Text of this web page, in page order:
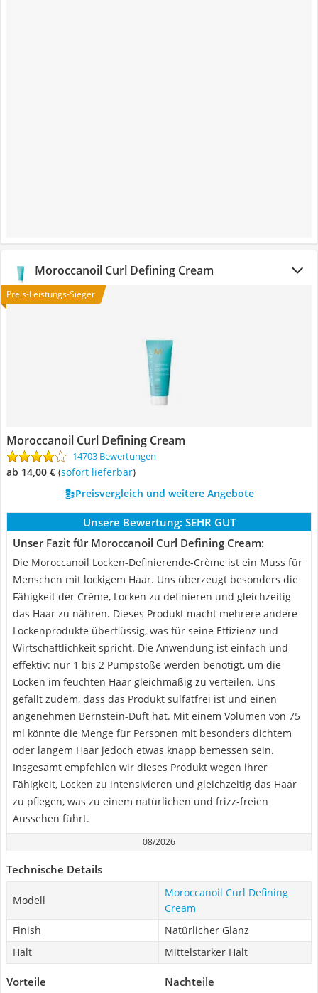
Moroccanoil Curl Defining Cream
Preis-Leistungs-Sieger
Moroccanoil Curl Defining Cream
14703 Bewertungen
ab 14,00 € ( Sofort lieferbar)
Preisvergleich und weitere Angebote
Unsere Bewertung: SEHR GUT
Unser Fazit für Moroccanoil Curl Defining Cream:
Die Moroccanoil Locken-Definierende-Crème ist ein Muss für
Menschen mit lockigem Haar. Uns überzeugt besonders die
Fähigkeit der Crème, Locken zu definieren und gleichzeitig
das Haar zu nähren. Dieses Produkt macht mehrere andere
Lockenprodukte überflüssig, was für seine Effizienz und
Wirtschaftlichkeit spricht. Die Anwendung ist einfach und
effektiv: nur 1 bis 2 Pumpstöße werden benötigt, um die
Locken im feuchten Haar gleichmäßig zu verteilen. Uns
gefällt zudem, dass das Produkt sulfatfrei ist und einen
angenehmen Bernstein-Duft hat. Mit einem Volumen von 75
ml könnte die Menge für Personen mit besonders dichtem
oder langem Haar jedoch etwas knapp bemessen sein.
Insgesamt empfehlen wir dieses Produkt wegen ihrer
Fähigkeit, Locken zu intensivieren und gleichzeitig das Haar
zu pflegen, was zu einem natürlichen und frizz-freien
Aussehen führt.
08/2026
Technische Details
Modell
Moroccanoil Curl Defining
Cream
Finish
Natürlicher Glanz
Halt
Mittelstarker Halt
Vorteile Nachteile